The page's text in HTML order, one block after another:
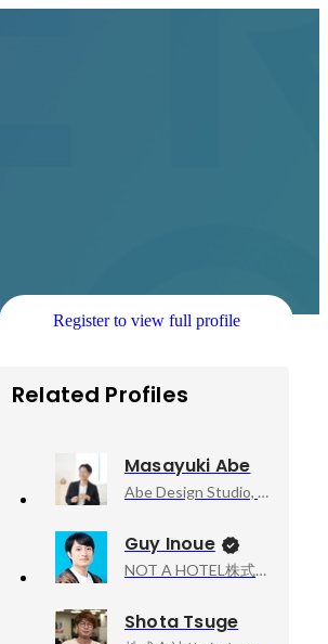
Register to view full profile
Related Profiles
Masayuki Abe
Abe Design Studio, デザイナー
Guy Inoue
NOT A HOTEL株式会社, 執行役員 CXO
Shota Tsuge